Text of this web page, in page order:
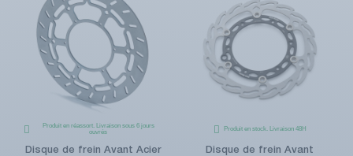
Produit en réassort. Livraison sous 6 jours
ouvrés
Disque de frein Avant Acier
Produit en stock. Livraison 48H
Disque de frein Avant